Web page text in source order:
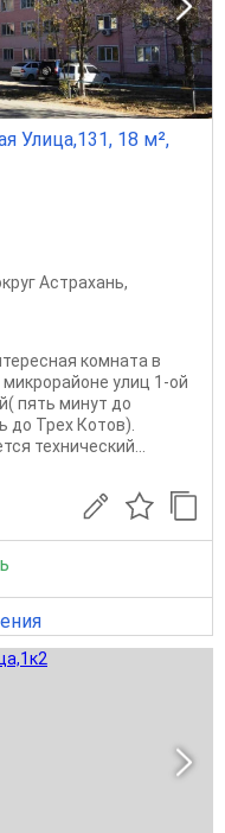
Улица,131, 18 м²,
Астрахань,
комната в
улиц 1-ой
пять минут до
до Трех Котов).
технический...